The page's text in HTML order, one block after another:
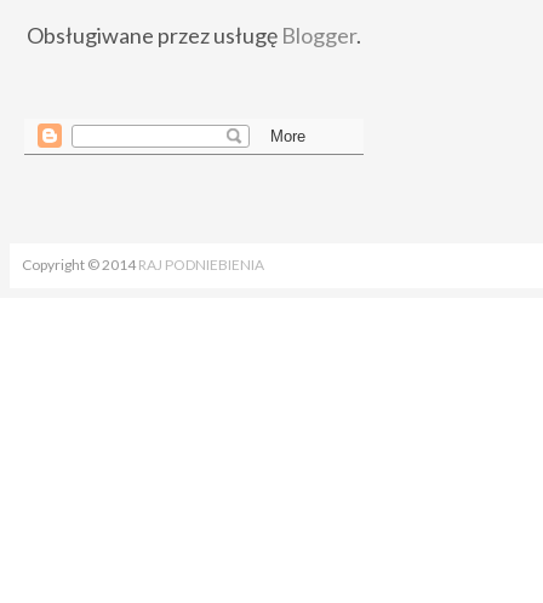
Obsługiwane przez usługę Blogger.
Copyright © 2014 RAJ PODNIEBIENIA